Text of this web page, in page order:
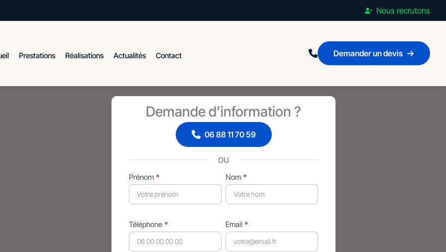
Nous recrutons
Prestations Réalisations Actualités Contact Demander un devis
Demande d’information ?
06 88 11 70 59
ou
Formulaire
simple
avec
Prénom * Nom *
Téléphone * Email *